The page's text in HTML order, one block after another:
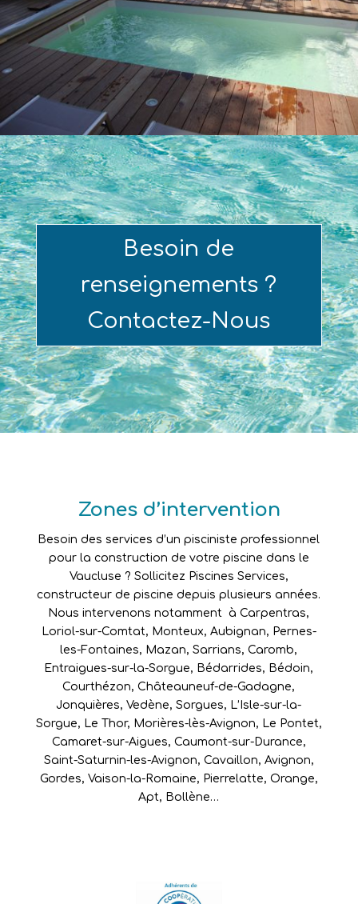
Besoin de
renseignements ?
Contactez-Nous
Zones d’intervention
Besoin des services d’un pisciniste professionnel
pour la construction de votre piscine dans le
Vaucluse ? Sollicitez Piscines Services,
constructeur de piscine depuis plusieurs années.
Nous intervenons notamment àCarpentras,
Loriol-sur-Comtat, Monteux, Aubignan, Pernes-
les-Fontaines, Mazan,Sarrians,Caromb,
Entraigues-sur-la-Sorgue, Bédarrides, Bédoin,
Courthézon,Châteauneuf-de-Gadagne,
Jonquières,Vedène,Sorgues, L’Isle-sur-la-
Sorgue, Le Thor, Morières-lès-Avignon, Le Pontet,
Camaret-sur-Aigues, Caumont-sur-Durance,
Saint-Saturnin-les-Avignon, Cavaillon, Avignon,
Gordes, Vaison-la-Romaine, Pierrelatte, Orange,
Apt, Bollène…